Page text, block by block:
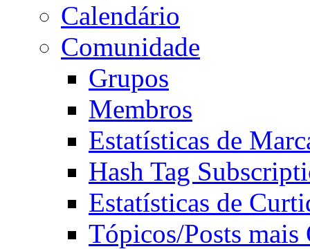
Calendário
Comunidade
Grupos
Membros
Estatísticas de
Hash Tag
Estatísticas de
Tópicos/Posts mais